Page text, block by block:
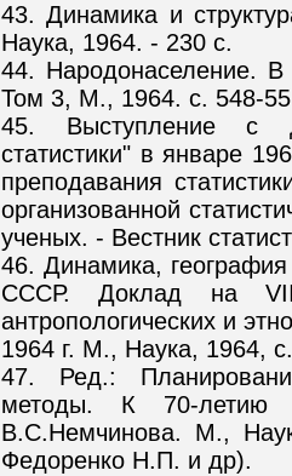
43. Динамика и
Наука, 1964. - 230 с.
44. Народонаселение.
Том 3, М., 1964. с. 548-
45. Выступление с
статистики" в январе
преподавания
организованной
ученых. - Вестник
46. Динамика,
СССР. Доклад на VII-
антропологических и
1964 г. М., Наука, 1964,
47. Ред.:
методы. К 70-летию
В.С.Немчинова. М.,
Федоренко Н.П. и др).